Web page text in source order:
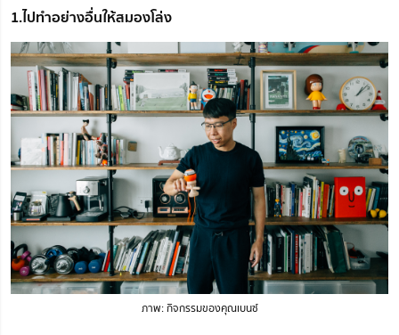
1.ไปทำอย่างอื่นให้สมองโล่ง
ภาพ: กิจกรรมของคุณเบนซ์